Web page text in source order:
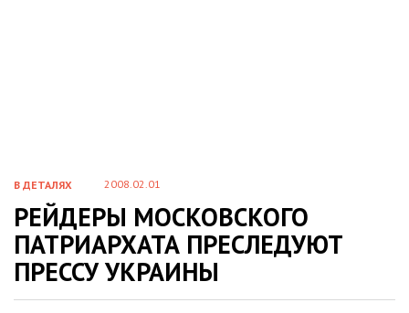
В ДЕТАЛЯХ 2008.02.01
РЕЙДЕРЫ МОСКОВСКОГО
ПАТРИАРХАТА ПРЕСЛЕДУЮТ
ПРЕССУ УКРАИНЫ